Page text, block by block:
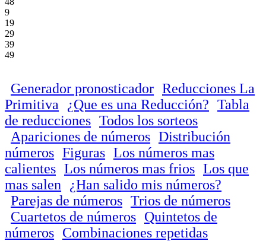
9
19
29
39
49
Generador pronosticador Reducciones La
Primitiva
¿Que es una Reducción? Tabla
de reducciones Todos los sorteos
Apariciones de números Distribución
números Figuras Los números mas
calientes Los números mas frios Los que
mas salen
¿Han salido mis números?
Parejas de números Trios de números
Cuartetos de números Quintetos de
números Combinaciones repetidas